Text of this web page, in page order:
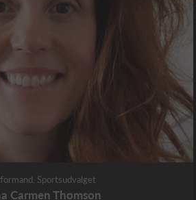
Sportsudvalget
Carmen Thomson